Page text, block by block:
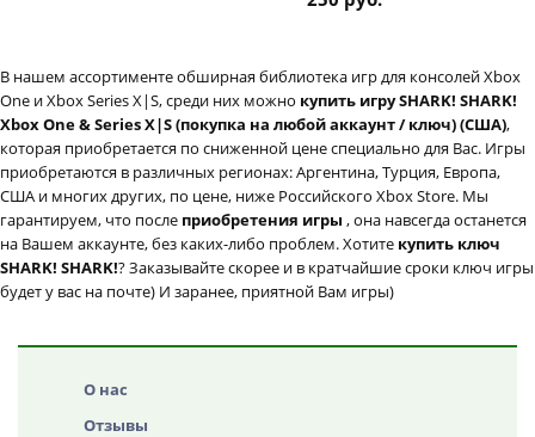
В нашем ассортименте обширная библиотека игр для консолей Xbox
One и Xbox Series X|S, среди них можно купить игру SHARK! SHARK!
Xbox One & Series X|S (покупка на любой аккаунт / ключ) (США),
которая приобретается по сниженной цене специально для Вас. Игры
приобретаются в различных регионах: Аргентина, Турция, Европа,
США и многих других, по цене, ниже Российского Xbox Store. Мы
гарантируем, что после приобретения игры , она навсегда останется
на Вашем аккаунте, без каких-либо проблем. Хотите купить ключ
SHARK! SHARK!? Заказывайте скорее и в кратчайшие сроки ключ игры
будет у вас на почте) И заранее, приятной Вам игры)
О нас
Отзывы